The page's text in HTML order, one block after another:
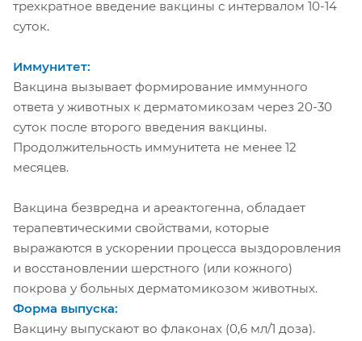
трехкратное введение вакцины с интервалом 10-14
суток.
Иммунитет:
Вакцина вызывает формирование иммунного
ответа у животных к дерматомикозам через 20-30
суток после второго введения вакцины.
Продолжительность иммунитета не менее 12
месяцев.
Вакцина безвредна и ареактогенна, обладает
терапевтическими свойствами, которые
выражаются в ускорении процесса выздоровления
и восстановлении шерстного (или кожного)
покрова у больных дерматомикозом животных.
Форма выпуска:
Вакцину выпускают во флаконах (0,6 мл/1 доза).